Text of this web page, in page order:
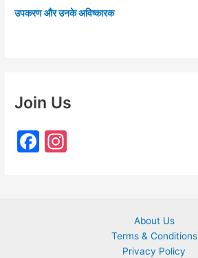
उपकरण और उनके अविष्कारक
Join Us
F
About Us
Terms & Conditions
Privacy Policy